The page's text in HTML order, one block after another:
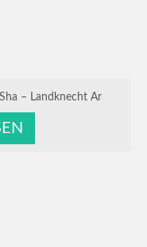
– Landknecht Ar